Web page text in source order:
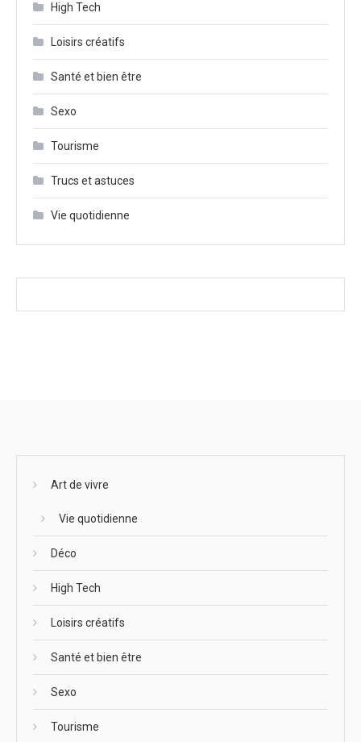
High Tech
Loisirs créatifs
Santé et bien être
Sexo
Tourisme
Trucs et astuces
Vie quotidienne
Art de vivre
Vie quotidienne
Déco
High Tech
Loisirs créatifs
Santé et bien être
Sexo
Tourisme